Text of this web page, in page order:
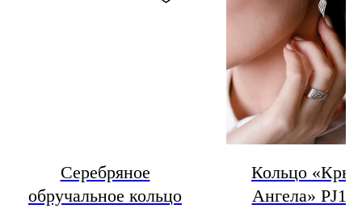
Серебряное
обручальное кольцо
Кольцо
Ангела» PJ1-